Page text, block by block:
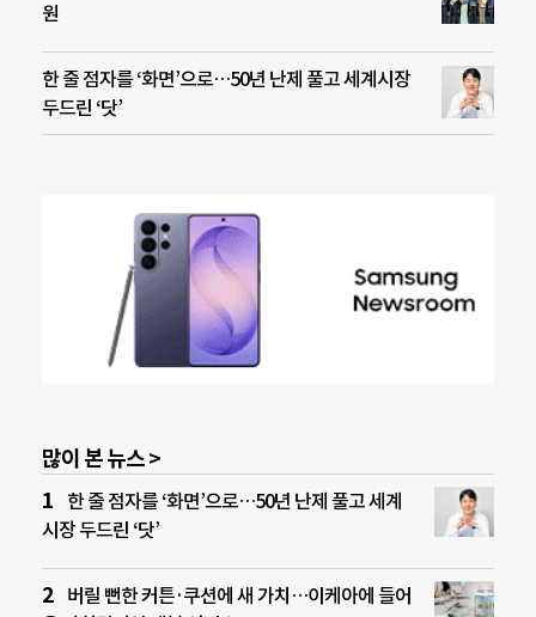
원
한 줄 점자를 ‘화면’으로…50년 난제 풀고 세계시장
두드린 ‘닷’
많이 본 뉴스 >
한 줄 점자를 ‘화면’으로…50년 난제 풀고 세계
시장 두드린 ‘닷’
버릴 뻔한 커튼·쿠션에 새 가치…이케아에 들어